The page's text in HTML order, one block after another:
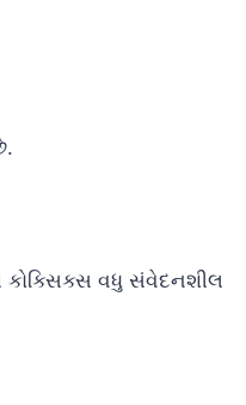
કોક્સિક્સ વધુ સંવેદનશીલ